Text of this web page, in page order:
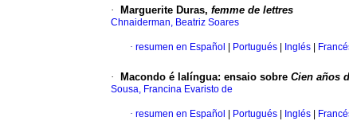
· Marguerite Duras, femme de lettres
Chnaiderman, Beatriz Soares
· resumen en Español Portugués Inglés
· Macondo é lalíngua: ensaio sobre Cien años
Sousa, Francina Evaristo de
· resumen en Español Portugués Inglés